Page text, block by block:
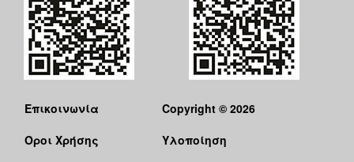
Επικοινωνία
Όροι Χρήσης
Copyright © 2026
Υλοποίηση